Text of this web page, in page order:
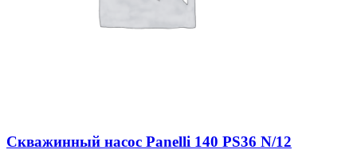
Скважинный насос Panelli 140 PS36 N/12